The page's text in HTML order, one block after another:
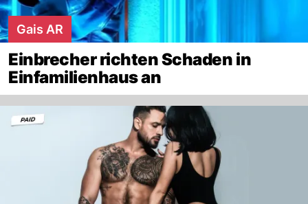
Gais AR
Einbrecher richten Schaden in
Einfamilienhaus an